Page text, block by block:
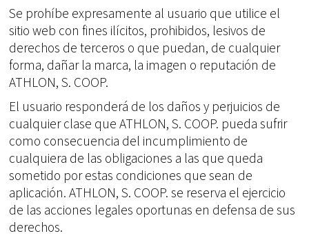
Se prohíbe expresamente al usuario que utilice el
sitio web con fines ilícitos, prohibidos, lesivos de
derechos de terceros o que puedan, de cualquier
forma, dañar la marca, la imagen o reputación de
ATHLON, S. COOP.
El usuario responderá de los daños y perjuicios de
cualquier clase que ATHLON, S. COOP. pueda sufrir
como consecuencia del incumplimiento de
cualquiera de las obligaciones a las que queda
sometido por estas condiciones que sean de
aplicación. ATHLON, S. COOP. se reserva el ejercicio
de las acciones legales oportunas en defensa de sus
derechos.